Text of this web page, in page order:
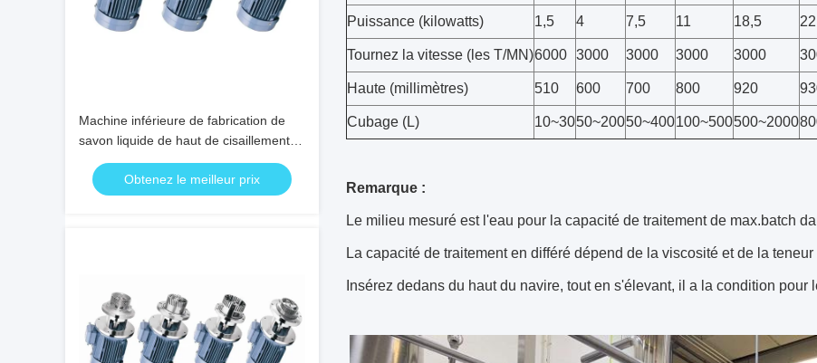
Machine inférieure de fabrication de
savon liquide de haut de cisaillement
de vide mélangeur de homogénisateur
crème cosmétique
Obtenez le meilleur prix
Puissance (kilowatts) 1,5 4 7,5 11 18,5 22
Tournez la vitesse (les T/MN)6000 3000 3000 3000 3000
Haute (millimètres) 510 600 700 800 920
Cubage (L) 10~3050~20050~400100~500500~2000
Remarque :
Le milieu mesuré est l'eau pour la capacité de traitement de max.batch
La capacité de traitement en différé dépend de la viscosité et de la
Insérez dedans du haut du navire, tout en s'élevant, il a la condition pour